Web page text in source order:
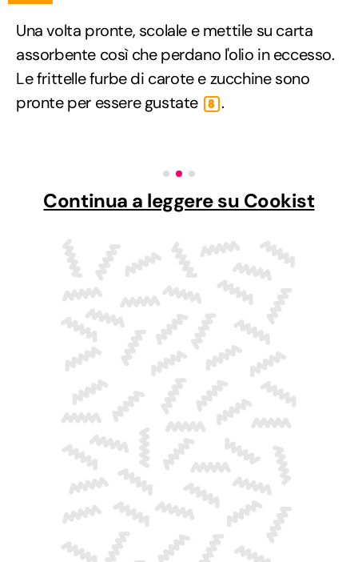
Una volta pronte, scolale e mettile su carta
assorbente così che perdano l'olio in eccesso.
Le frittelle furbe di carote e zucchine sono
pronte per essere gustate
8 .
Continua a leggere su Cookist